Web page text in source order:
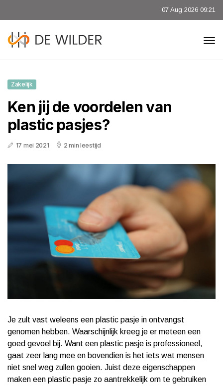
07 Aug 2026 09:21
Zakelijk
Ken jij de voordelen van
plastic pasjes?
17 mei 2021 2 min leestijd
Je zult vast weleens een plastic pasje in ontvangst
genomen hebben. Waarschijnlijk kreeg je er meteen een
goed gevoel bij. Want een plastic pasje is professioneel,
gaat zeer lang mee en bovendien is het iets wat mensen
niet snel weg zullen gooien. Juist deze eigenschappen
maken een plastic pasje zo aantrekkelijk om te gebruiken